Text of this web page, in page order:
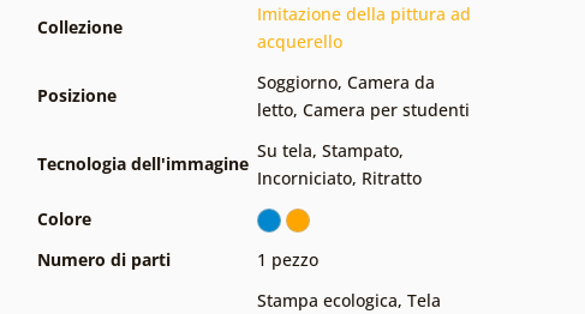
Collezione
Imitazione della pittura ad
acquerello
Posizione
Soggiorno, Camera da
letto, Camera per studenti
Tecnologia dell'immagine
Su tela, Stampato,
Incorniciato, Ritratto
Colore
Numero di parti
1 pezzo
Stampa ecologica, Tela